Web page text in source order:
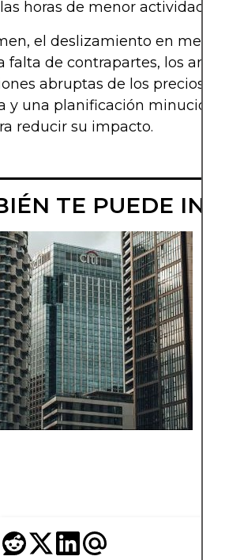
horas de menor actividad.
el deslizamiento en
falta de contrapartes, los
abruptas de los precios.
y una planificación
reducir su impacto.
TE PUEDE